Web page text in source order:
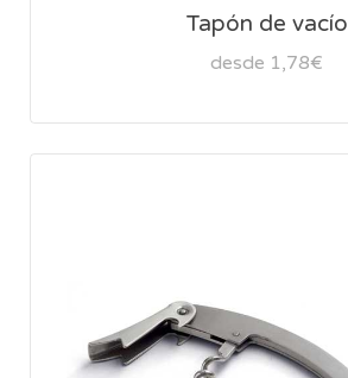
Tapón de vacío
desde 1,78€